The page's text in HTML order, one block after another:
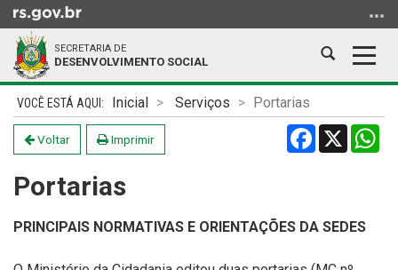
para
conteúdo
para
menu
para
SECRETARIA DE
DESENVOLVIMENTO SOCIAL
Abrir
Início
do
conteúdo
Inicial Serviços Portarias
Voltar Imprimir Facebook
X
Portarias
PRINCIPAIS NORMATIVAS E ORIENTAÇÕES DA SEDES